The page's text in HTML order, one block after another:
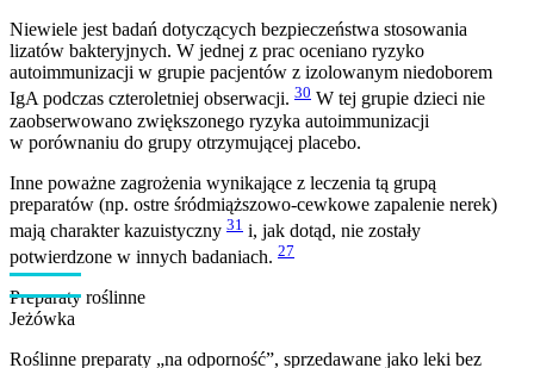
Niewiele jest badań dotyczących bezpieczeństwa stosowania
lizatów bakteryjnych. W jednej z prac oceniano ryzyko
autoimmunizacji w grupie pacjentów z izolowanym niedoborem
IgA podczas czteroletniej obserwacji. 30 W tej grupie dzieci nie
zaobserwowano zwiększonego ryzyka autoimmunizacji
w porównaniu do grupy otrzymującej placebo.
Inne poważne zagrożenia wynikające z leczenia tą grupą
preparatów (np. ostre śródmiąższowo-cewkowe zapalenie nerek)
mają charakter kazuistyczny 31 i, jak dotąd, nie zostały
potwierdzone w innych badaniach. 27
Preparaty roślinne
Jeżówka
Roślinne preparaty „na odporność”, sprzedawane jako leki bez